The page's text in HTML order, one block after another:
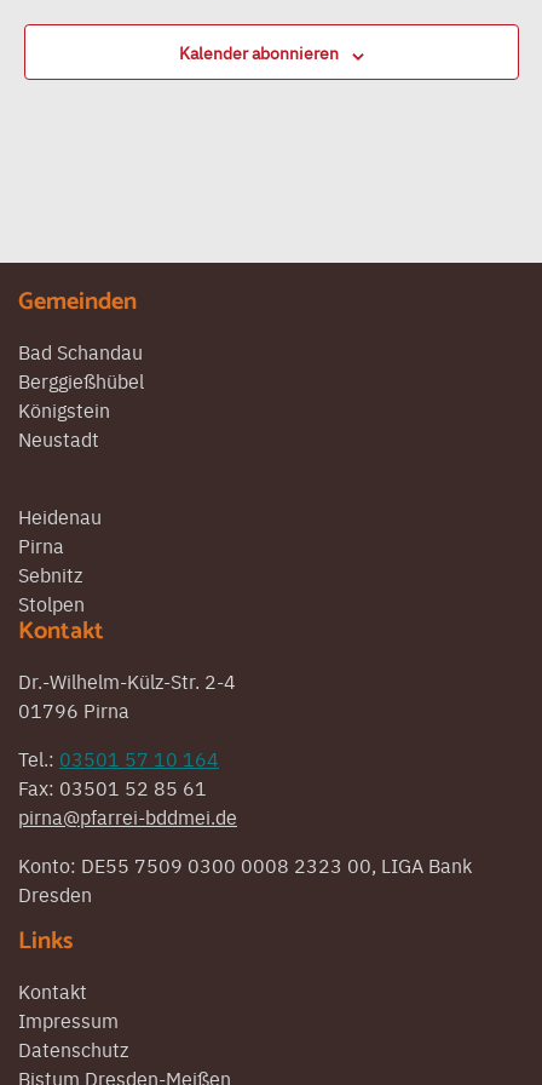
Kalender abonnieren
Gemeinden
Bad Schandau
Berggießhübel
Königstein
Neustadt
Heidenau
Pirna
Sebnitz
Stolpen
Kontakt
Dr.-Wilhelm-Külz-Str. 2-4
01796 Pirna
Tel.: 03501 57 10 164
Fax: 03501 52 85 61
pirna@pfarrei-bddmei.de
Konto: DE55 7509 0300 0008 2323 00, LIGA Bank
Dresden
Links
Kontakt
Impressum
Datenschutz
Bistum Dresden-Meißen